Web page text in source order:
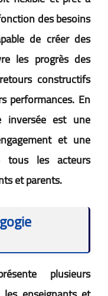
des besoins
de créer des
les progrès des
constructifs
performances. En
inversée est une
et une
les acteurs
et parents.
plusieurs